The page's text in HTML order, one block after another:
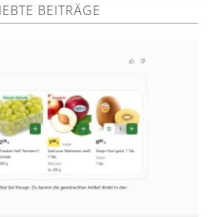
BEITRÄGE